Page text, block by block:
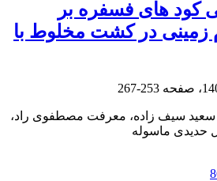
کود های فسفره بر
زمینی در کشت مخلوط با
253-267
سعید سیف زاده، معرفت مصطفوی راد،
حدیدی ماسوله